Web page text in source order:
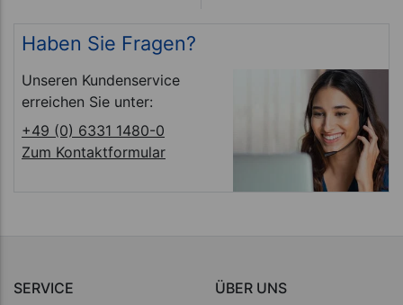
Haben Sie Fragen?
Unseren Kundenservice
erreichen Sie unter:
+49 (0) 6331 1480-0
Zum Kontaktformular
SERVICE
ÜBER UNS